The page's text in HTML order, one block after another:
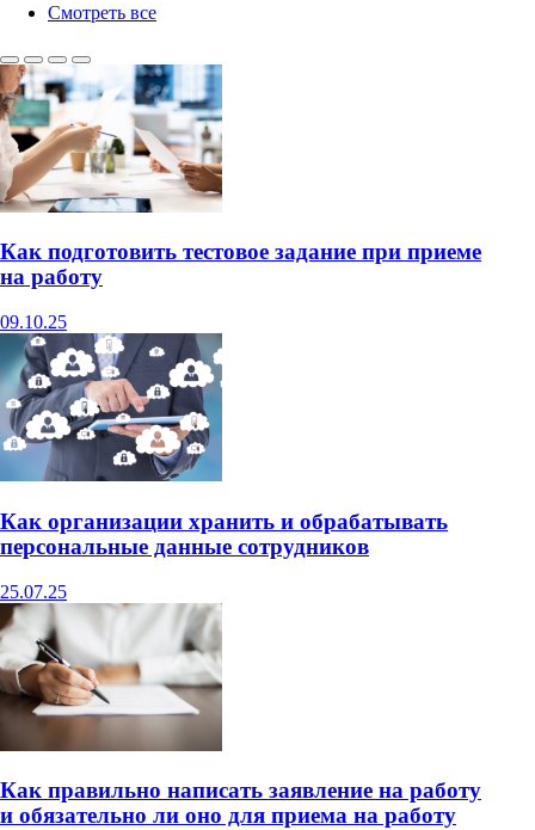
Смотреть все
Как подготовить тестовое задание при приеме
на работу
09.10.25
Как организации хранить и обрабатывать
персональные данные сотрудников
25.07.25
Как правильно написать заявление на работу
и обязательно ли оно для приема на работу